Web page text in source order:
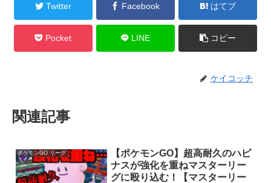
Twitter Facebook はてブ
Pocket LINE コピー
ケイコッチ
関連記事
ポケモンGO リーグ
【ポケモンGO】超高耐久のハピ
ナスが強化を重ねマスターリー
グに殴り込む！【マスターリー